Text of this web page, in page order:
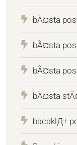
bÃ¤sta
bÃ¤sta
bÃ¤sta
bÃ¤sta
bacaklД±